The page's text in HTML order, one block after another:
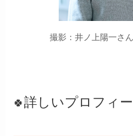
撮影：井ノ上陽一さ
🍀詳しいプロフィ